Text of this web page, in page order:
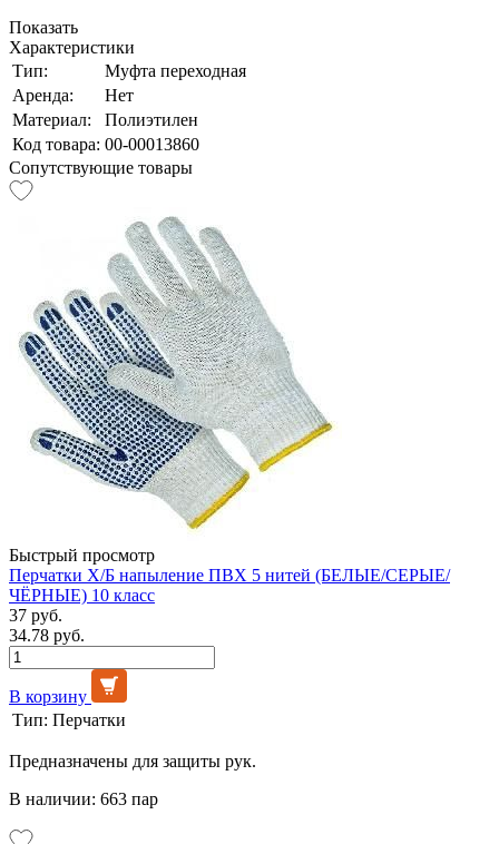
Показать
Характеристики
Тип:
Муфта переходная
Аренда:
Нет
Материал:
Полиэтилен
Код товара: 00-00013860
Сопутствующие товары
Быстрый просмотр
Перчатки Х/Б напыление ПВХ 5 нитей (БЕЛЫЕ/СЕРЫЕ/
ЧЁРНЫЕ) 10 класс
37 руб.
34.78 руб.
В корзину
Тип: Перчатки
Предназначены для защиты рук.
В наличии: 663 пар